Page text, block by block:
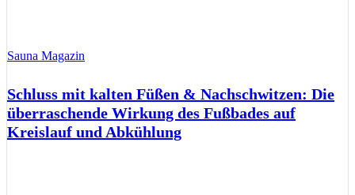
Sauna Magazin
Schluss mit kalten Füßen & Nachschwitzen: Die
überraschende Wirkung des Fußbades auf
Kreislauf und Abkühlung